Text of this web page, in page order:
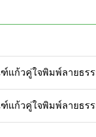
แก้วคู่ใจพิมพ์ลายธร
แก้วคู่ใจพิมพ์ลายธร